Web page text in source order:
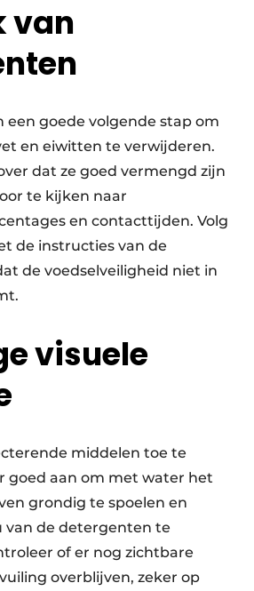
van
een goede volgende stap om
en eiwitten te verwijderen.
dat ze goed vermengd zijn
te kijken naar
en contacttijden. Volg
de instructies van de
de voedselveiligheid niet in
visuele
middelen toe te
goed aan om met water het
grondig te spoelen en
van de detergenten te
of er nog zichtbare
overblijven, zeker op